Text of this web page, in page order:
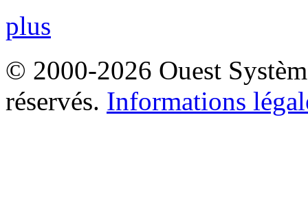
plus
© 2000-2026 Ouest
réservés. Informations